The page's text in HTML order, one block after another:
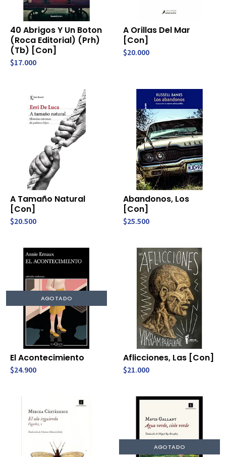
40 Abrigos Y Un Boton
(Roca Editorial) (Prh)
(Tb) [Con]
$17.000
A Orillas Del Mar
[Con]
$20.000
A Tamaño Natural
[Con]
$20.500
Abandonos, Los
[Con]
$25.500
AGOTADO
El Acontecimiento
$24.900
Aflicciones, Las [Con]
$21.000
AGOTADO